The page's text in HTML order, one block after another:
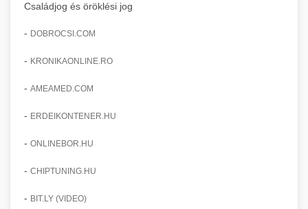
Családjog és öröklési jog
- DOBROCSI.COM
- KRONIKAONLINE.RO
- AMEAMED.COM
- ERDEIKONTENER.HU
- ONLINEBOR.HU
- CHIPTUNING.HU
- BIT.LY (VIDEO)